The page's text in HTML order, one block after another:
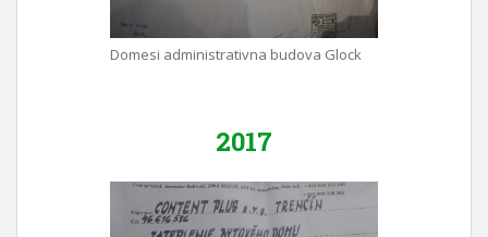
Domesi administrativna budova Glock
2017